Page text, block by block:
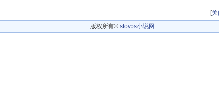
[关
版权所有© stovps小说网